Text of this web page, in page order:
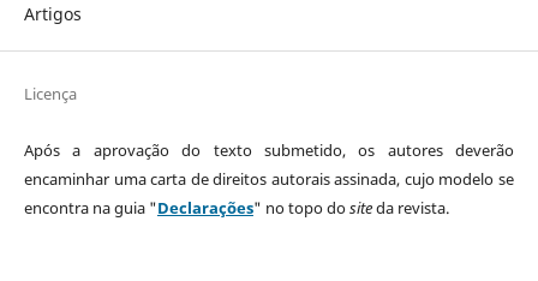
Artigos
Licença
Após a aprovação do texto submetido, os autores deverão
encaminhar uma carta de direitos autorais assinada, cujo modelo se
encontra na guia "Declarações" no topo dositeda revista.